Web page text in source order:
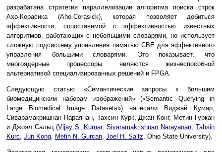
разрабатана стратегия параллелизации алгоритма поиска строк
Ахо-Корасика (Aho-Corasick), которая позволяет добиться
эффективности, сопоставимой с эффективностью известных
алгоритмов, работающих с небольшими словарями, но использует
сложную подсистему управления памятью CBE для эффективного
управления большими словарями. Это показывает, что
многоядерные процессоры являются жизнеспособной
альтернативой специализированных решений и FPGA.
Следующую статью «Семантические запросы к большим
биомедицинским наборам изображений» («Semantic Querying in
Large Biomedical Image Datasets») написали Виджай Кумар,
Сиварамакришнан Нараянан, Тахсин Курк, Джан Конг, Метин Гуркан
и Джоэл Сальц (Vijay S. Kumar, Sivaramakrishnan Narayanan Tahsin
Kurc Jun Kong Metin N. Gurcan Joel H. Saltz , Ohio State University).